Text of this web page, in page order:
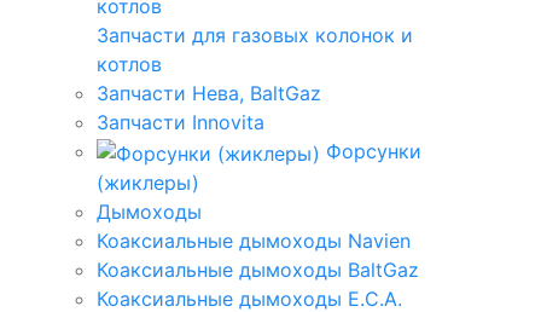
Запчасти для газовых колонок и
котлов
Запчасти Нева, BaltGaz
Запчасти Innovita
Форсунки
(жиклеры)
Дымоходы
Коаксиальные дымоходы Navien
Коаксиальные дымоходы BaltGaz
Коаксиальные дымоходы E.C.A.